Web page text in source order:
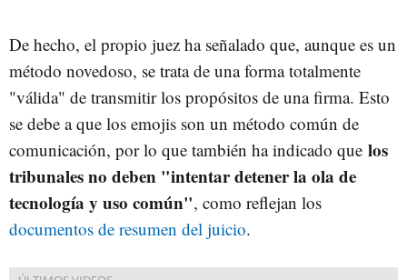
De hecho, el propio juez ha señalado que, aunque es un
método novedoso, se trata de una forma totalmente
"válida" de transmitir los propósitos de una firma. Esto
se debe a que los emojis son un método común de
comunicación, por lo que también ha indicado que los
tribunales no deben "intentar detener la ola de
tecnología y uso común", como reflejan los
documentos de resumen del juicio.